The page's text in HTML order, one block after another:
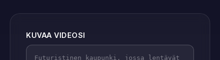
KUVAA VIDEOSI